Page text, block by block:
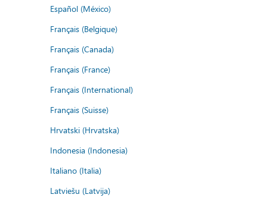
Español (México)
Français (Belgique)
Français (Canada)
Français (France)
Français (International)
Français (Suisse)
Hrvatski (Hrvatska)
Indonesia (Indonesia)
Italiano (Italia)
Latviešu (Latvija)